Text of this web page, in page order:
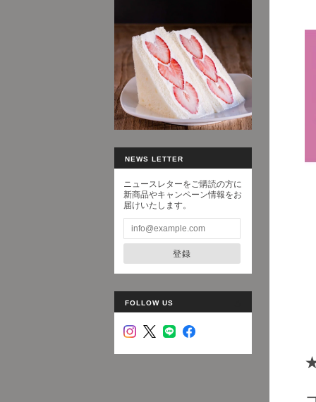
NEWS LETTER
ニュースレターをご購読の方に
新商品やキャンペーン情報をお
届けいたします。
登録
FOLLOW US